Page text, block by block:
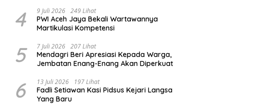
4 9 Juli 2026 249 Lihat
PWI Aceh Jaya Bekali Wartawannya
Martikulasi Kompetensi
5 7 Juli 2026 207 Lihat
Mendagri Beri Apresiasi Kepada Warga,
Jembatan Enang-Enang Akan Diperkuat
6 13 Juli 2026 197 Lihat
Fadli Setiawan Kasi Pidsus Kejari Langsa
Yang Baru